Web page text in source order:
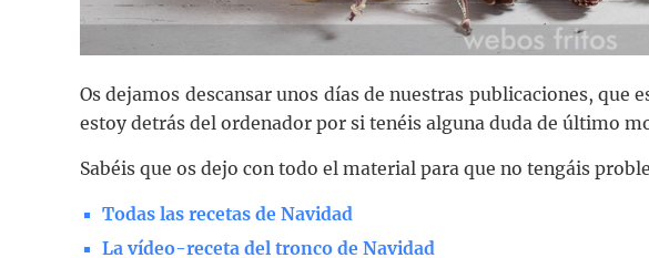
Os dejamos descansar unos días de nuestras publicaciones, que
estoy detrás del ordenador por si tenéis alguna duda de último
Sabéis que os dejo con todo el material para que no tengáis
Todas las recetas de Navidad
La vídeo-receta del tronco de Navidad